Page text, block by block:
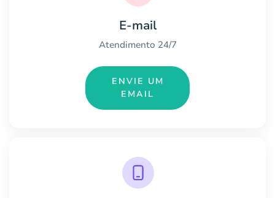
E-mail
Atendimento 24/7
ENVIE UM
EMAIL